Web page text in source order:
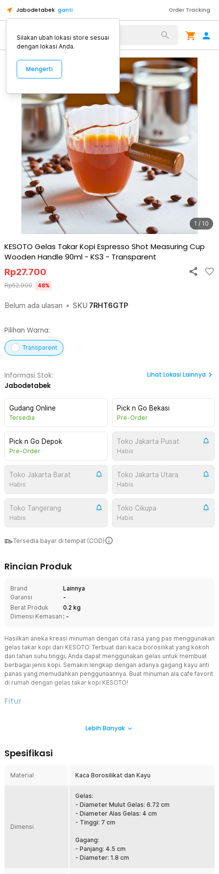
Jabodetabek ganti Order Tracking
Alat Kopi
1 / 10
KESOTO Gelas Takar Kopi Espresso Shot Measuring Cup
Wooden Handle 90ml - KS3 - Transparent
Belum ada ulasan • SKU 7RHT6GTP
Rp27.700
Rp52.900 48%
Pilihan Warna:
Transparent
Informasi Stok:
Jabodetabek
Lihat Lokasi Lainnya
Gudang Online
Tersedia
Pick n Go Bekasi
Pre-Order
Pick n Go Depok
Pre-Order
Toko Jakarta Pusat
Habis
Toko Jakarta Barat
Habis
Toko Jakarta Utara
Habis
Toko Tangerang
Habis
Toko Cikupa
Habis
Tersedia bayar di tempat (COD)
Rincian Produk
Brand
Lainnya
Garansi
-
Berat Produk
0.2 kg
Dimensi Kemasan : -
Hasilkan aneka kreasi minuman dengan cita rasa yang pas menggunakan
gelas takar kopi dari KESOTO. Terbuat dari kaca borosilikat yang kokoh
dan tahan suhu tinggi, Anda dapat menggunakan gelas untuk membuat
berbagai jenis kopi. Semakin lengkap dengan adanya gagang kayu anti
panas yang memudahkan penggunaannya. Buat minuman ala cafe favorit
di rumah dengan gelas takar kopi KESOTO!
Fitur
Bagian samping gelas takar kopi ini sudah dilengkapi skala ukur
Spout Lebih Praktis
menuang isinya. Posisi spout pada bagian samping juga mencegah
Anda dapat menggunakan gelas takar kopi untuk membuat aneka
jenis minuman. Suhu panas dan dingin bukan masalah karena
produk terbuat dari kaca borosilikat kokoh dengan ketahanan suhu
Gagang Cantik Bebas Panas
Bagian gagang gelas terbuat dari kayu alami yang cantik. Bahan ini
Lebih Banyak
Spesifikasi
Material Kaca Borosilikat dan Kayu
Dimensi
Gelas:
- Diameter Mulut Gelas: 6.72 cm
- Diameter Alas Gelas: 4 cm
- Tinggi: 7 cm
Gagang:
- Panjang: 4.5 cm
- Diameter: 1.8 cm
Silakan ubah lokasi store sesuai
dengan lokasi Anda.
Mengerti